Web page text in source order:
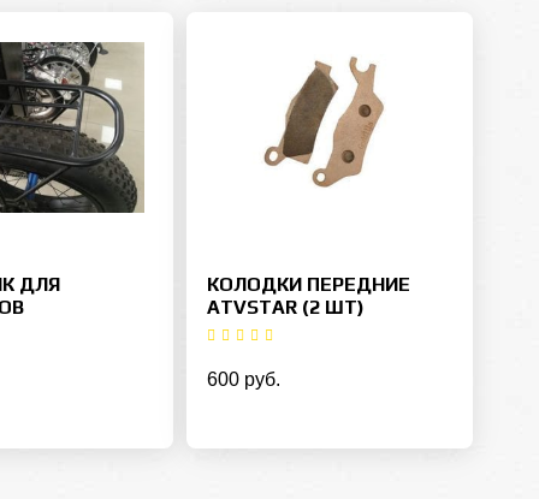
ДЛЯ
КОЛОДКИ ПЕРЕДНИЕ
ATVSTAR (2 ШТ)
600 руб.